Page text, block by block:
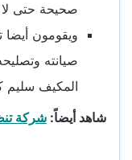
صحيحة حتى
ويقومون أيضا
صيانته
المكيف سليم
شاهد أيضاً: شركة